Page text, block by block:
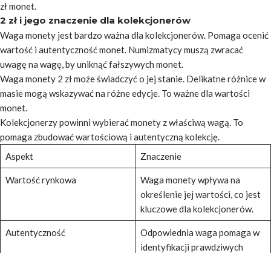
zł monet.
2 zł i jego znaczenie dla kolekcjonerów
Waga monety jest bardzo ważna dla kolekcjonerów. Pomaga ocenić
wartość i autentyczność monet. Numizmatycy muszą zwracać
uwagę na wagę, by uniknąć fałszywych monet.
Waga monety 2 zł może świadczyć o jej stanie. Delikatne różnice w
masie mogą wskazywać na różne edycje. To ważne dla wartości
monet.
Kolekcjonerzy powinni wybierać monety z właściwą wagą. To
pomaga zbudować wartościową i autentyczną kolekcję.
Aspekt
Znaczenie
Wartość rynkowa
Waga monety wpływa na
określenie jej wartości, co jest
kluczowe dla kolekcjonerów.
Autentyczność
Odpowiednia waga pomaga w
identyfikacji prawdziwych